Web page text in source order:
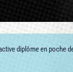
diplôme en poche